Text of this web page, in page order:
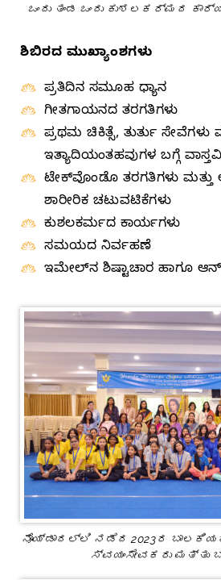
ಒಂದು ತಂಡ ಒಂದು ಕುಶಲಕರ್ಮದ
ಶಿಬಿರದ ಮುಖ್ಯಾಂಶಗಳು
ಪ್ರತಿದಿನ ಸಮೂಹ ಧ್ಯಾನ
ಗೀತಗಾಯನದ ತರಗತಿಗಳು
ಪ್ರಥಮ ಚಿಕಿತ್ಸೆ, ತುರ್ತು ಸೇವೆಗಳು
ಇತ್ಯಾದಿಯಂತಹವುಗಳ ಬಗ್ಗೆ
ಟೇಕ್‌ವೊಂಡೊ ತರಗತಿಗಳು
ಶಾರೀರಿಕ ಚಟುವಟಿಕೆಗಳು
ಕುಶಲಕರ್ಮದ ಕಾರ್ಯಗಳು
ಸಮಯದ ನಿರ್ವಹಣೆ
ಇಮೇಲ್‌ನ ಶಿಷ್ಟಾಚಾರ ಹಾಗೂ
ನೊಯ್ಡಾದಲ್ಲಿ ನಡೆದ 2023ರ
ಸ್ವಯಂಸೇವಕರು ಮತ್ತು